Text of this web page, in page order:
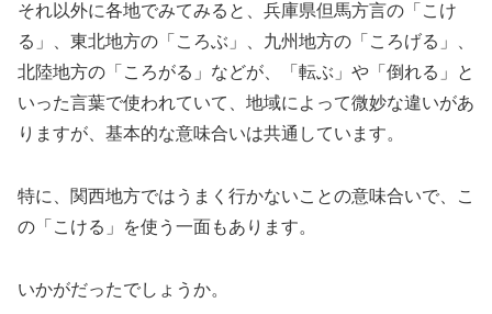
それ以外に各地でみてみると、兵庫県但馬方言の「こけ
る」、東北地方の「ころぶ」、九州地方の「ころげる」、
北陸地方の「ころがる」などが、「転ぶ」や「倒れる」と
いった言葉で使われていて、地域によって微妙な違いがあ
りますが、基本的な意味合いは共通しています。
特に、関西地方ではうまく行かないことの意味合いで、こ
の「こける」を使う一面もあります。
いかがだったでしょうか。